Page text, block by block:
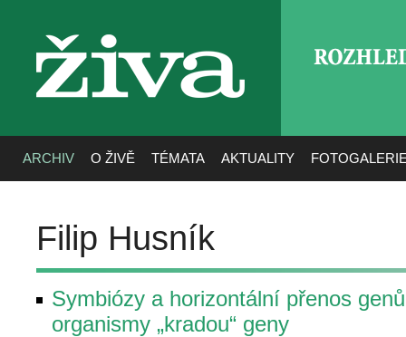
živa
ARCHIV O ŽIVĚ TÉMATA AKTUALITY
Filip Husník
Symbiózy a horizontální přenos
organismy „kradou“ geny